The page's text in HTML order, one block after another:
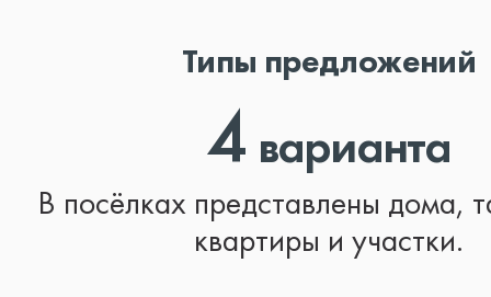
Типы предложений
4 варианта
В посёлках представлены дома,
квартиры и участки.